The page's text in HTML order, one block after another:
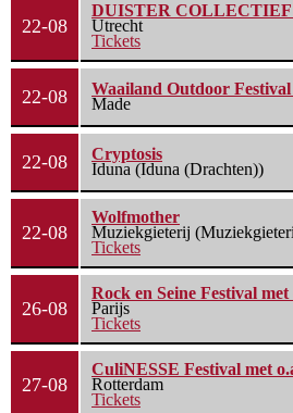
22-08
DUISTER COLLECTIEF
Utrecht
Tickets
22-08
Waailand Outdoor Festival
Made
22-08
Cryptosis
Iduna (Iduna (Drachten))
22-08
Wolfmother
Muziekgieterij
Tickets
26-08
Rock en Seine Festival
Parijs
Tickets
27-08
CuliNESSE Festival met
Rotterdam
Tickets